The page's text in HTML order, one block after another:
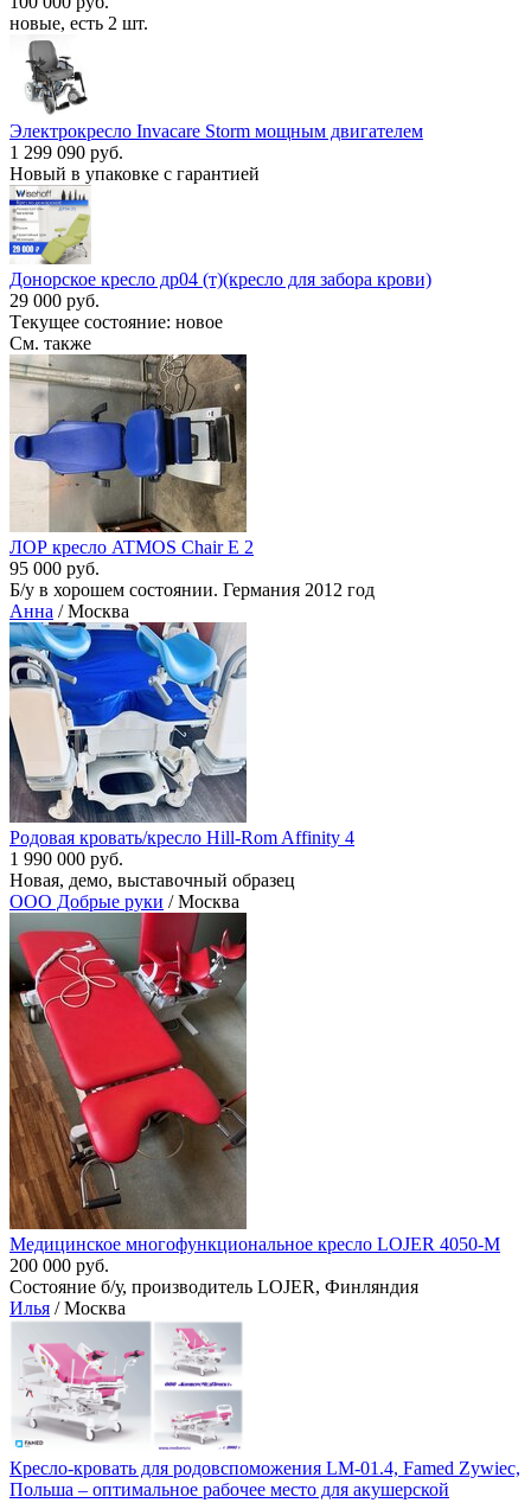
новые, есть 2 шт.
Электрокресло Invacare Storm мощным двигателем
1 299 090 руб.
Новый в упаковке с гарантией
Донорское кресло др04 (т)(кресло для забора крови)
29 000 руб.
Тeкущeе coстояние: новое
См. также
ЛОР кресло ATMOS Chair E 2
95 000 руб.
Б/у в хорошем состоянии. Германия 2012 год
Анна / Москва
Родовая кровать/кресло Hill-Rom Affinity 4
1 990 000 руб.
Новая, демо, выставочный образец
ООО Добрые руки / Москва
Медицинское многофункциональное кресло LOJER 4050-M
200 000 руб.
Состояние б/у, производитель LOJER, Финляндия
Илья / Москва
Кресло-кровать для родовспоможения LM-01.4, Famed Zywiec,
Польша – оптимальное рабочее место для акушерской